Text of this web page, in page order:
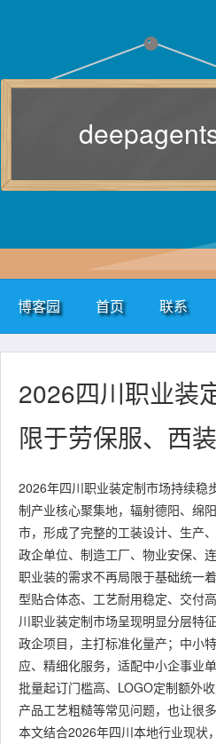
博客园 首页 联系
2026四川职业装
限于劳保服、西
2026年四川职业装定制市场持续稳
制产业核心聚集地，辐射德阳、绵
市，形成了完整的工装设计、生产
政企单位、制造工厂、物业安保、
职业装的需求不再局限于基础统一
型贴合体态、工艺耐用稳定、交付
川职业装定制市场呈现明显分层特
政企项目，主打标准化量产；中小
应、精细化服务，适配中小企事业
批量起订门槛高、LOGO定制额外
产品工艺粗糙等常见问题，也让很
本文结合2026年四川本地行业现状